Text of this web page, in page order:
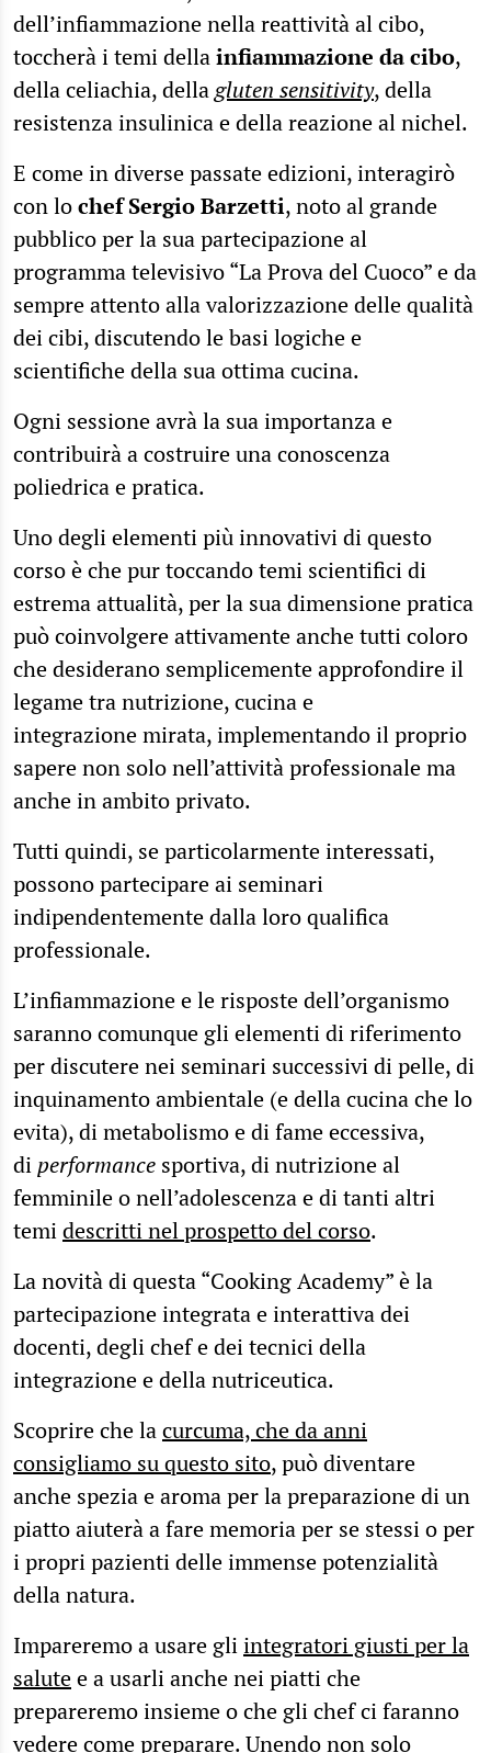
dell’infiammazione nella reattività al cibo,
toccherà i temi dellainfiammazione da cibo,
della celiachia, dellagluten sensitivity, della
resistenza insulinica e della reazione al nichel.
E come in diverse passate edizioni, interagirò
con lochef Sergio Barzetti, noto al grande
pubblico per la sua partecipazione al
programma televisivo “La Prova del Cuoco” e da
sempre attento alla valorizzazione delle qualità
dei cibi, discutendo le basi logiche e
scientifiche della sua ottima cucina.
Ogni sessione avrà la sua importanza e
contribuirà a costruire una conoscenza
poliedrica e pratica.
Uno degli elementi più innovativi di questo
corso è che pur toccando temi scientifici di
estrema attualità, per la sua dimensione pratica
può coinvolgere attivamente anche tutti coloro
che desiderano semplicemente approfondire il
legame tra nutrizione, cucina e
integrazione mirata, implementando il proprio
sapere non solo nell’attività professionale ma
anche in ambito privato.
Tutti quindi, se particolarmente interessati,
possono partecipare ai seminari
indipendentemente dalla loro qualifica
professionale.
L’infiammazione e le risposte dell’organismo
saranno comunque gli elementi di riferimento
per discutere nei seminari successivi di pelle, di
inquinamento ambientale (e della cucina che lo
evita), di metabolismo e di fame eccessiva,
di performance sportiva, di nutrizione al
femminile o nell’adolescenza e di tanti altri
temidescritti nel prospetto del corso.
La novità di questa “Cooking Academy” è la
partecipazione integrata e interattiva dei
docenti, degli chef e dei tecnici della
integrazione e della nutriceutica.
Scoprire che lacurcuma, che da anni
consigliamo su questo sito, può diventare
anche spezia e aroma per la preparazione di un
piatto aiuterà a fare memoria per se stessi o per
i propri pazienti delle immense potenzialità
della natura.
Impareremo a usare gliintegratori giusti per la
salutee a usarli anche nei piatti che
prepareremo insieme o che gli chef ci faranno
vedere come preparare. Unendo non solo